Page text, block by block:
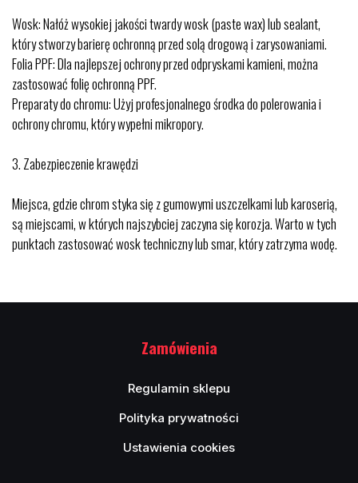
Wosk: Nałóż wysokiej jakości twardy wosk (paste wax) lub sealant,
który stworzy barierę ochronną przed solą drogową i zarysowaniami.
Folia PPF: Dla najlepszej ochrony przed odpryskami kamieni, można
zastosować folię ochronną PPF.
Preparaty do chromu: Użyj profesjonalnego środka do polerowania i
ochrony chromu, który wypełni mikropory.
3.⁠ ⁠Zabezpieczenie krawędzi
Miejsca, gdzie chrom styka się z gumowymi uszczelkami lub karoserią,
są miejscami, w których najszybciej zaczyna się korozja. Warto w tych
punktach zastosować wosk techniczny lub smar, który zatrzyma wodę.
Zamówienia
Regulamin sklepu
Polityka prywatności
Ustawienia cookies